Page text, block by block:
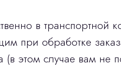
в транспортной
при обработке
этом случае вам не